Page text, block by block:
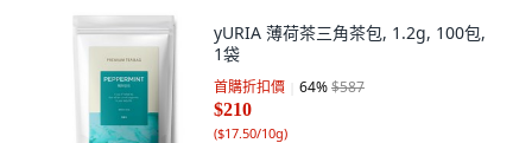
yURIA 薄荷茶三角茶包, 1.2g, 100包,
1袋
首購折扣價 64%$587
$210
($17.50/10g)